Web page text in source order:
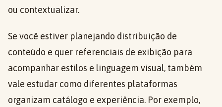
ou contextualizar.
Se você estiver planejando distribuição de
conteúdo e quer referenciais de exibição para
acompanhar estilos e linguagem visual, também
vale estudar como diferentes plataformas
organizam catálogo e experiência. Por exemplo,